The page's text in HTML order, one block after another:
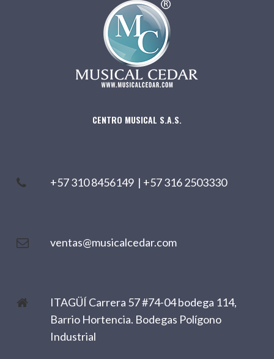
CENTRO MUSICAL S.A.S.
+57 310 8456149 | +57 316 2503330
ventas@musicalcedar.com
ITAGÜÍ Carrera 57 #74-04 bodega 114,
Barrio Hortencia. Bodegas Polígono
Industrial